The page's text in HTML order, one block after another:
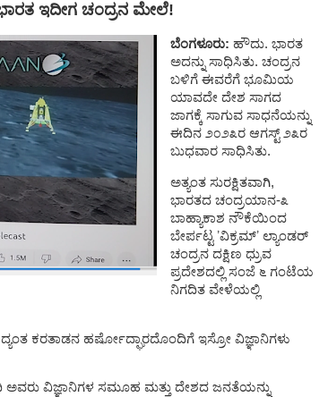
ಇದೀಗ ಚಂದ್ರನ ಮೇಲೆ!
ಬೆಂಗಳೂರು: ಹೌದು. ಭಾರತ
ಅದನ್ನು ಸಾಧಿಸಿತು. ಚಂದ್ರನ
ಬಳಿಗೆ ಈವರೆಗೆ ಭೂಮಿಯ
ಯಾವದೇ ದೇಶ ಸಾಗದ
ಜಾಗಕ್ಕೆ ಸಾಗುವ ಸಾಧನೆಯನ್ನು
ಈದಿನ ೨೦೨೩ರ ಆಗಸ್ಟ್‌ ೨೩ರ
ಬುಧವಾರ ಸಾಧಿಸಿತು.
ಅತ್ಯಂತ ಸುರಕ್ಷಿತವಾಗಿ,
ಭಾರತದ ಚಂದ್ರಯಾನ-೩
ಬಾಹ್ಯಾಕಾಶ ನೌಕೆಯಿಂದ
ಬೇರ್ಪಟ್ಟ ʼವಿಕ್ರಮ್‌ʼ ಲ್ಯಾಂಡರ್‌
ಚಂದ್ರನ ದಕ್ಷಿಣ ಧ್ರುವ
ಪ್ರದೇಶದಲ್ಲಿ ಸಂಜೆ ೬ ಗಂಟೆಯ
ನಿಗದಿತ ವೇಳೆಯಲ್ಲಿ
ಕರತಾಡನ ಹರ್ಷೋದ್ಘಾರದೊಂದಿಗೆ ಇಸ್ರೋ ವಿಜ್ಞಾನಿಗಳು
ಅವರು ವಿಜ್ಞಾನಿಗಳ ಸಮೂಹ ಮತ್ತು ದೇಶದ ಜನತೆಯನ್ನು